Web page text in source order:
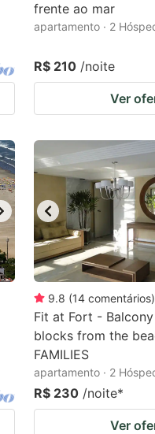
frente ao mar
apartamento · 2
R$ 210 /noite
Ver
9.8 (14 comentários)
Fit at Fort -
blocks from the
FAMILIES
apartamento · 2
R$ 230 /noite*
Ver